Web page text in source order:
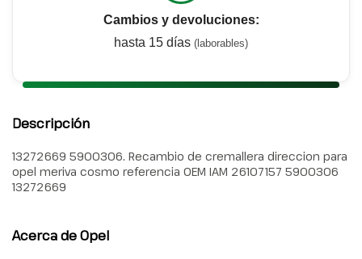
Cambios y devoluciones:
hasta 15 días (laborables)
Descripción
13272669 5900306. Recambio de cremallera direccion para
opel meriva cosmo referencia OEM IAM 26107157 5900306
13272669
Acerca de Opel